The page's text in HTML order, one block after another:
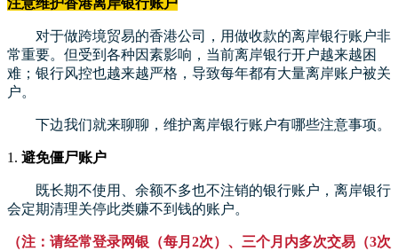
对于做跨境贸易的香港公司，用做收款的离岸银行账户非
常重要。但受到各种因素影响，当前离岸银行开户越来越困
难；银行风控也越来越严格，导致每年都有大量离岸账户被关
户。
下边我们就来聊聊，维护离岸银行账户有哪些注意事项。
1. 避免僵尸账户
既长期不使用、余额不多也不注销的银行账户，离岸银行
会定期清理关停此类赚不到钱的账户。
（注：请经常登录网银（每月2次）、三个月内多次交易（3次